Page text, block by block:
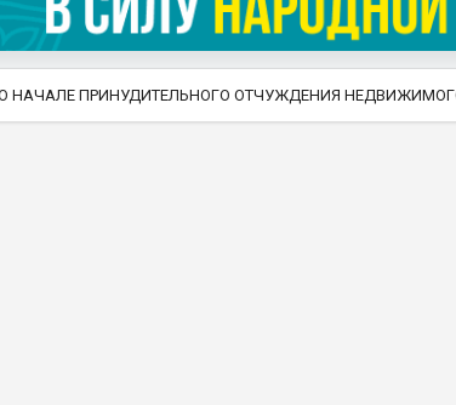
НАЧАЛЕ ПРИНУДИТЕЛЬНОГО ОТЧУЖДЕНИЯ